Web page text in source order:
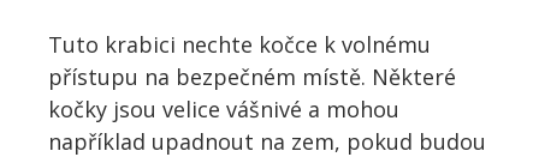
Tuto krabici nechte kočce k volnému
přístupu na bezpečném místě. Některé
kočky jsou velice vášnivé a mohou
například upadnout na zem, pokud budou